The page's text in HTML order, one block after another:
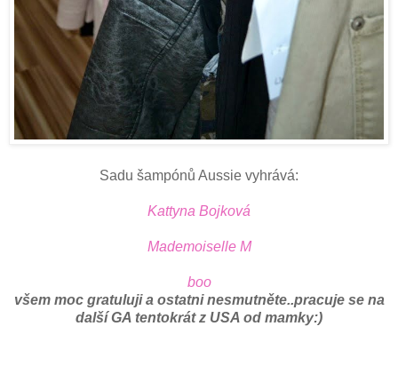
Sadu šampónů Aussie vyhrává:
Kattyna Bojková
Mademoiselle M
boo
všem moc gratuluji a ostatni nesmutněte..pracuje se na
další GA tentokrát z USA od mamky:)